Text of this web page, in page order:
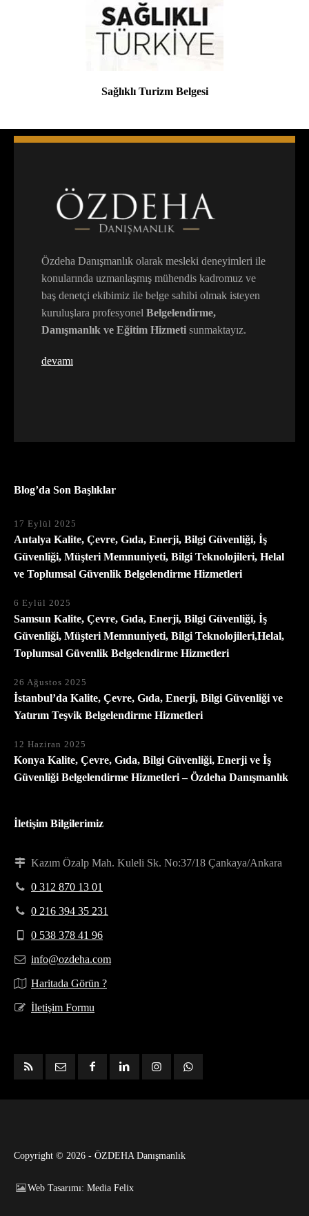
Sağlıklı Turizm Belgesi
Özdeha Danışmanlık olarak mesleki deneyimleri ile
konularında uzmanlaşmış mühendis kadromuz ve
baş denetçi ekibimiz ile belge sahibi olmak isteyen
kuruluşlara profesyonel Belgelendirme,
Danışmanlık ve Eğitim Hizmeti sunmaktayız.
devamı
Blog’da Son Başlıklar
17 Eylül 2025
Antalya Kalite, Çevre, Gıda, Enerji, Bilgi Güvenliği, İş
Güvenliği, Müşteri Memnuniyeti, Bilgi Teknolojileri, Helal
ve Toplumsal Güvenlik Belgelendirme Hizmetleri
6 Eylül 2025
Samsun Kalite, Çevre, Gıda, Enerji, Bilgi Güvenliği, İş
Güvenliği, Müşteri Memnuniyeti, Bilgi Teknolojileri,Helal,
Toplumsal Güvenlik Belgelendirme Hizmetleri
26 Ağustos 2025
İstanbul’da Kalite, Çevre, Gıda, Enerji, Bilgi Güvenliği ve
Yatırım Teşvik Belgelendirme Hizmetleri
12 Haziran 2025
Konya Kalite, Çevre, Gıda, Bilgi Güvenliği, Enerji ve İş
Güvenliği Belgelendirme Hizmetleri – Özdeha Danışmanlık
İletişim Bilgilerimiz
Kazım Özalp Mah. Kuleli Sk. No:37/18 Çankaya/Ankara
0 312 870 13 01
0 216 394 35 231
0 538 378 41 96
info@ozdeha.com
Haritada Görün ?
İletişim Formu
Copyright © 2026 - ÖZDEHA Danışmanlık
Web Tasarımı: Media Felix